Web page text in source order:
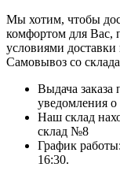
Мы хотим, чтобы
комфортом для Вас,
условиями
Самовывоз со склада
Выдача заказа
уведомления о
Наш склад
склад №8
График
16:30.